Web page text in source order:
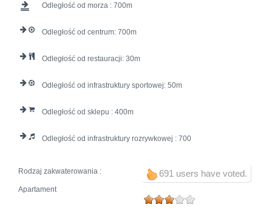
Odległość od morza : 700
Odległość od centrum: 700
Odległość od restauracji: 30
Odległość od infrastruktury sportowej: 50
Odległość od sklepu : 400
Odległość od infrastruktury rozrywkowej : 700
691 users have voted.
Rodzaj zakwaterowania :
Apartament